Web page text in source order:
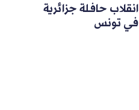
انقلاب حافلة جزائرية
في تونس